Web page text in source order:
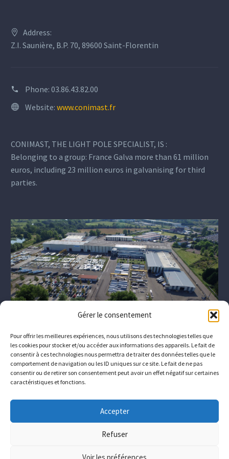
Gérer le consentement
Pour offrir les meilleures expériences, nous utilisons des technologies telles que
les cookies pour stocker et/ou accéder aux informations des appareils. Le fait de
consentir à ces technologies nous permettra de traiter des données telles que le
comportement de navigation ou les ID uniques sur ce site. Le fait de ne pas
consentir ou de retirer son consentement peut avoir un effet négatif sur certaines
caractéristiques et fonctions.
Accepter
Refuser
Voir les préférences
Address:
Z.I. Saunière, B.P. 70, 89600 Saint-Florentin
Phone: 03.86.43.82.00
Website: www.conimast.fr
CONIMAST, THE LIGHT POLE SPECIALIST, IS :
Belonging to a group: France Galva more than 61 million
euros, including 23 million euros in galvanising for third
parties.
Join us
© CopyrightsConimast